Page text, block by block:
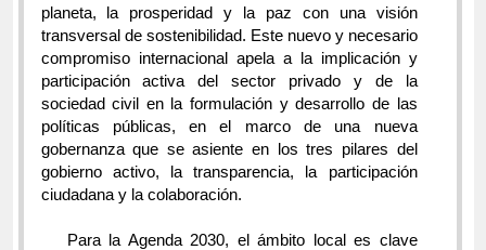
planeta, la prosperidad y la paz con una visión
transversal de sostenibilidad. Este nuevo y necesario
compromiso internacional apela a la implicación y
participación activa del sector privado y de la
sociedad civil en la formulación y desarrollo de las
políticas públicas, en el marco de una nueva
gobernanza que se asiente en los tres pilares del
gobierno activo, la transparencia, la participación
ciudadana y la colaboración.
Para la Agenda 2030, el ámbito local es clave